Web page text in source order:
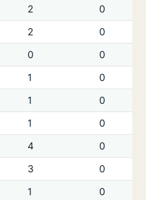
2
0
2
0
0
0
1
0
1
0
1
0
4
0
3
0
1
0